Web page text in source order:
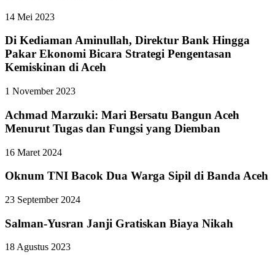
14 Mei 2023
Di Kediaman Aminullah, Direktur Bank Hingga
Pakar Ekonomi Bicara Strategi Pengentasan
Kemiskinan di Aceh
1 November 2023
Achmad Marzuki: Mari Bersatu Bangun Aceh
Menurut Tugas dan Fungsi yang Diemban
16 Maret 2024
Oknum TNI Bacok Dua Warga Sipil di Banda Aceh
23 September 2024
Salman-Yusran Janji Gratiskan Biaya Nikah
18 Agustus 2023